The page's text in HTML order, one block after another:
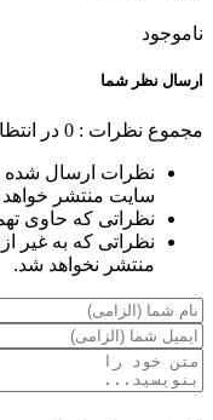
ناموجود
ارسال نظر شما
مجموع نظرات : 0 در
نظرات ارسال شده
سایت منتشر
نظراتی که حاوی
نظراتی که به غیر
منتشر نخواهد شد.